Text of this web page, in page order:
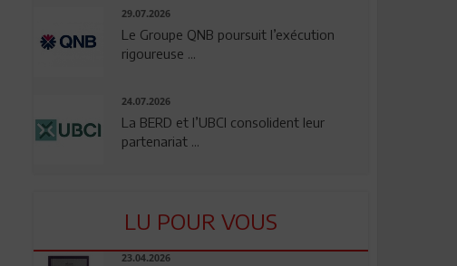
29.07.2026
Le Groupe QNB poursuit l’exécution
rigoureuse ...
24.07.2026
La BERD et l’UBCI consolident leur
partenariat ...
LU POUR VOUS
23.04.2026